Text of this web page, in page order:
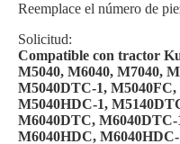
Reemplace el número de
Solicitud:
Compatible con tractor
M5040, M6040, M7040,
M5040DTC-1,
M5040HDC-1,
M6040DTC,
M6040HDC,